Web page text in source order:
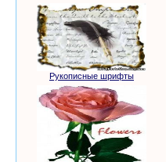
Рукописные шрифты